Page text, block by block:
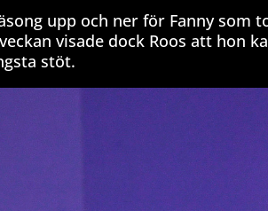
upp och ner för Fanny som
visade dock Roos att hon
stöt.